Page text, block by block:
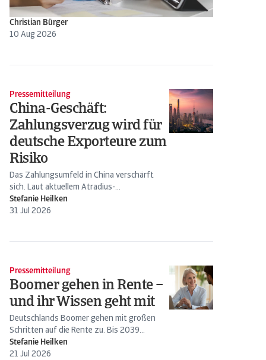
Christian Bürger
10 Aug 2026
Pressemitteilung
China-Geschäft:
Zahlungsverzug wird für
deutsche Exporteure zum
Risiko
Das Zahlungsumfeld in China verschärft
sich. Laut aktuellem Atradius-
Zahlungsmoralbarometer für China...
Stefanie Heilken
31 Jul 2026
Pressemitteilung
Boomer gehen in Rente –
und ihr Wissen geht mit
Deutschlands Boomer gehen mit großen
Schritten auf die Rente zu. Bis 2039
erreichen oder überschreiten...
Stefanie Heilken
21 Jul 2026